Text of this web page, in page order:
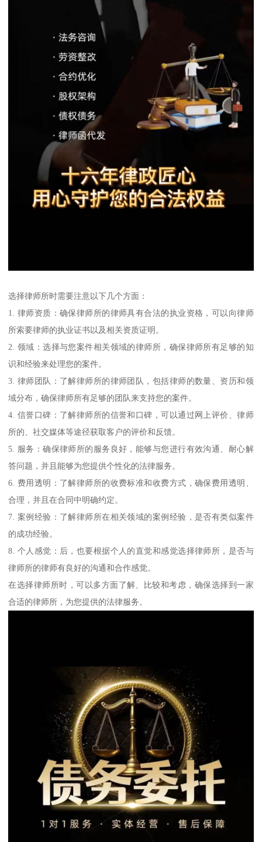
选择律师所时需要注意以下几个方面：
1. 律师资质：确保律师所的律师具有合法的执业资格，可以向律师
所索要律师的执业证书以及相关资质证明。
2. 领域：选择与您案件相关领域的律师所，确保律师所有足够的知
识和经验来处理您的案件。
3. 律师团队：了解律师所的律师团队，包括律师的数量、资历和领
域分布，确保律师所有足够的团队来支持您的案件。
4. 信誉口碑：了解律师所的信誉和口碑，可以通过网上评价、律师
所的、社交媒体等途径获取客户的评价和反馈。
5. 服务：确保律师所的服务良好，能够与您进行有效沟通、耐心解
答问题，并且能够为您提供个性化的法律服务。
6. 费用透明：了解律师所的收费标准和收费方式，确保费用透明、
合理，并且在合同中明确约定。
7. 案例经验：了解律师所在相关领域的案例经验，是否有类似案件
的成功经验。
8. 个人感觉：后，也要根据个人的直觉和感觉选择律师所，是否与
律师所的律师有良好的沟通和合作感觉。
在选择律师所时，可以多方面了解、比较和考虑，确保选择到一家
合适的律师所，为您提供的法律服务。